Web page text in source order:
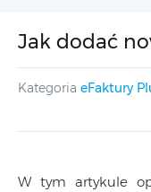
Jak dodać
Kategoria eFaktury
W tym artykule